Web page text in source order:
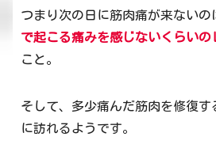
つまり次の日に筋肉痛が来ない
で起こる痛みを感じないくらいの
こと。
そして、多少痛んだ筋肉を修復
に訪れるようです。